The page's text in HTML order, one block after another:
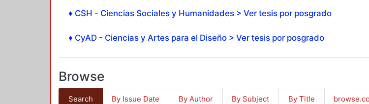
♦ CSH - Ciencias Sociales y Humanidades > Ver tesis por posgrado
♦ CyAD - Ciencias y Artes para el Diseño > Ver tesis por posgrado
Browse
Search By Issue Date By Author By Subject By Title